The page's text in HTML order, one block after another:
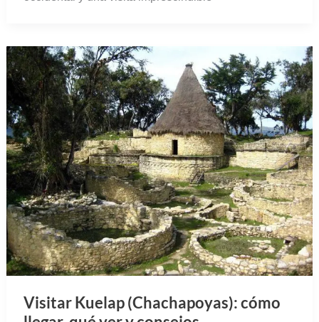
Visitar Kuelap (Chachapoyas): cómo